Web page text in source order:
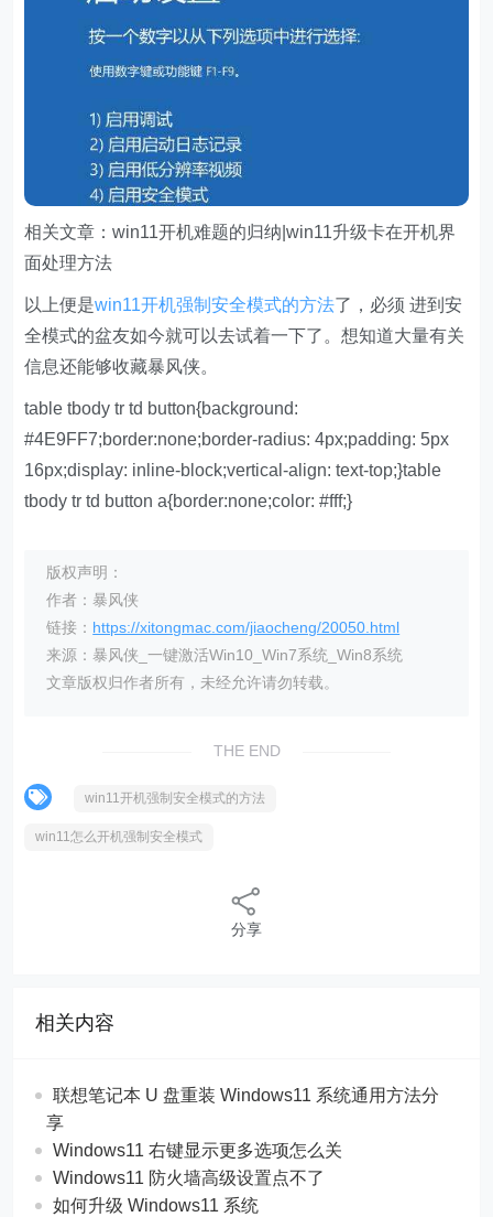
相关文章：win11开机难题的归纳|win11升级卡在开机界
面处理方法
以上便是win11开机强制安全模式的方法了，必须 进到安
全模式的盆友如今就可以去试着一下了。想知道大量有关
信息还能够收藏暴风侠。
table tbody tr td button{background:
#4E9FF7;border:none;border-radius: 4px;padding: 5px
16px;display: inline-block;vertical-align: text-top;}table
tbody tr td button a{border:none;color: #fff;}
版权声明：
作者：暴风侠
链接： https://xitongmac.com/jiaocheng/20050.html
来源：暴风侠_一键激活Win10_Win7系统_Win8系统
文章版权归作者所有，未经允许请勿转载。
THE END
win11开机强制安全模式的方法
win11怎么开机强制安全模式
分享
相关内容
联想笔记本 U 盘重装 Windows11 系统通用方法分
享
Windows11 右键显示更多选项怎么关
Windows11 防火墙高级设置点不了
如何升级 Windows11 系统